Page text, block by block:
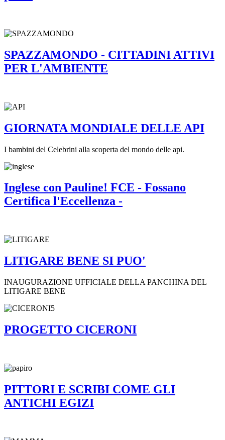
SPAZZAMONDO - CITTADINI ATTIVI
PER L'AMBIENTE
GIORNATA MONDIALE DELLE API
I bambini del Celebrini alla scoperta del mondo delle api.
Inglese con Pauline! FCE - Fossano
Certifica l'Eccellenza -
LITIGARE BENE SI PUO'
INAUGURAZIONE UFFICIALE DELLA PANCHINA DEL
LITIGARE BENE
PROGETTO CICERONI
PITTORI E SCRIBI COME GLI
ANTICHI EGIZI